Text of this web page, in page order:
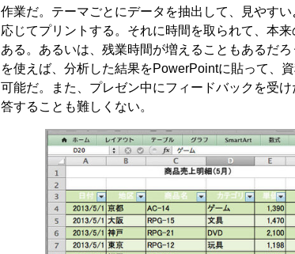
作業だ。テーマごとにデータを抽出して、見やす
応じてプリントする。それに時間を取られて、本
ある。あるいは、残業時間が増えることもあるだ
を使えば、分析した結果をPowerPointに貼って、
可能だ。また、プレゼン中にフィードバックを受
答することも難しくない。